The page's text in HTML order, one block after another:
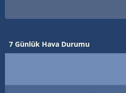
7 Günlük Hava Durumu